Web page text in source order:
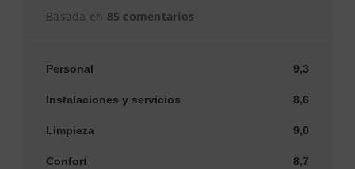
Basada en 85 comentarios
Personal 9,3
Instalaciones y servicios 8,6
Limpieza 9,0
Confort 8,7